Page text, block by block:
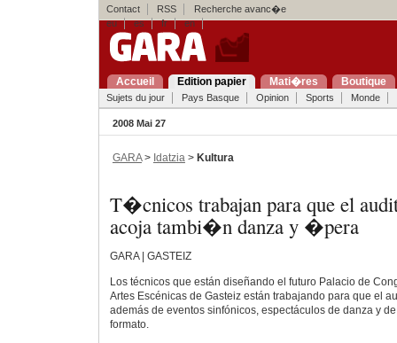
Contact RSS
Recherche avanc�e
eu
es fr en
Accueil Edition papier Mati�res Boutique
Sujets du jour Pays Basque Opinion Sports Monde
2008 Mai 27
GARA> Idatzia > Kultura
T�cnicos trabajan para que el
acoja tambi�n danza y �pera
GARA | GASTEIZ
Los técnicos que están diseñando el futuro Palacio de
Artes Escénicas de Gasteiz están trabajando para que el
además de eventos sinfónicos, espectáculos de danza y
formato.